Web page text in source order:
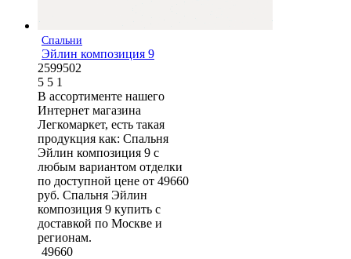
Спальни
Эйлин композиция 9
2599502
5 5 1
В ассортименте нашего
Интернет магазина
Легкомаркет, есть такая
продукция как: Спальня
Эйлин композиция 9 с
любым вариантом отделки
по доступной цене от 49660
руб. Спальня Эйлин
композиция 9 купить с
доставкой по Москве и
регионам.
49660